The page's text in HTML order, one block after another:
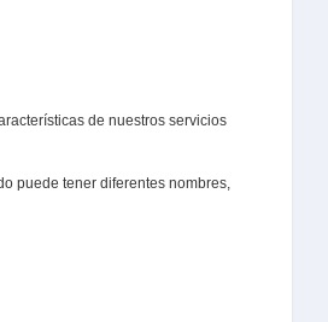
de nuestros servicios
puede tener diferentes nombres,